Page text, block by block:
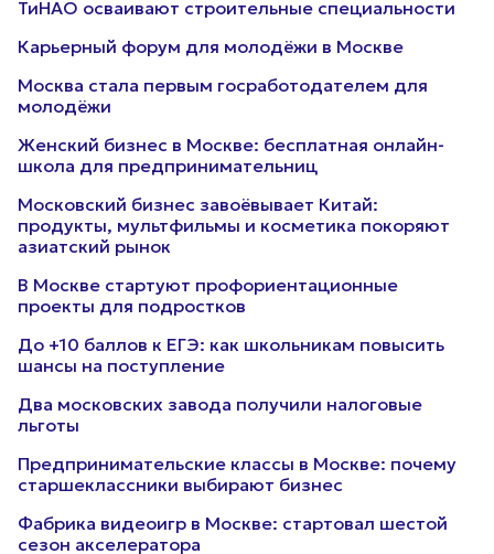
ТиНАО осваивают строительные специальности
Карьерный форум для молодёжи в Москве
Москва стала первым госработодателем для
молодёжи
Женский бизнес в Москве: бесплатная онлайн-
школа для предпринимательниц
Московский бизнес завоёвывает Китай:
продукты, мультфильмы и косметика покоряют
азиатский рынок
В Москве стартуют профориентационные
проекты для подростков
До +10 баллов к ЕГЭ: как школьникам повысить
шансы на поступление
Два московских завода получили налоговые
льготы
Предпринимательские классы в Москве: почему
старшеклассники выбирают бизнес
Фабрика видеоигр в Москве: стартовал шестой
сезон акселератора